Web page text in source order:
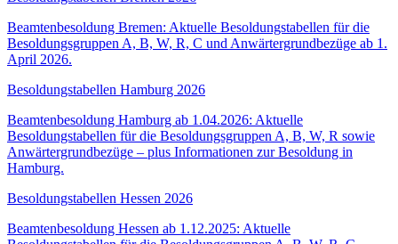
Beamtenbesoldung Bremen: Aktuelle Besoldungstabellen für die
Besoldungsgruppen A, B, W, R, C und Anwärtergrundbezüge ab 1.
April 2026.
Besoldungstabellen Hamburg 2026
Beamtenbesoldung Hamburg ab 1.04.2026: Aktuelle
Besoldungstabellen für die Besoldungsgruppen A, B, W, R sowie
Anwärtergrundbezüge – plus Informationen zur Besoldung in
Hamburg.
Besoldungstabellen Hessen 2026
Beamtenbesoldung Hessen ab 1.12.2025: Aktuelle